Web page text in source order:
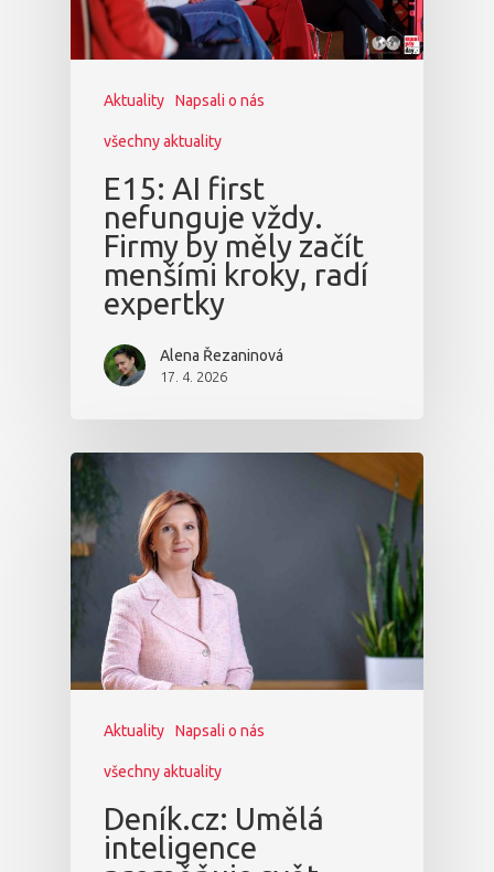
Aktuality Napsali o nás
všechny aktuality
E15: AI first
nefunguje vždy.
Firmy by měly začít
menšími kroky, radí
expertky
Alena Řezaninová
17. 4. 2026
Aktuality Napsali o nás
všechny aktuality
Deník.cz: Umělá
inteligence